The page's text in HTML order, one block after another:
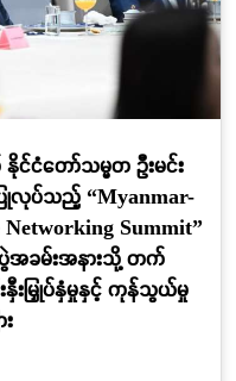
င်ငံတော်သမ္မတ ဦးမင်း
ြုလုပ်သည့် “Myanmar-
Summit”
ပွဲအခမ်းအနားသို့ တက်
းနှီးမြှုပ်နှံမှုနှင့် ကုန်သွယ်မှု